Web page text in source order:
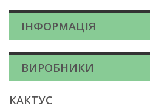
ІНФОРМАЦІЯ
ВИРОБНИКИ
КАКТУС